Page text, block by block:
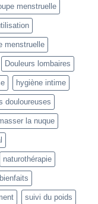
menstruelle
menstruelle
Douleurs lombaires
hygiène intime
douloureuses
la nuque
naturothérapie
suivi du poids